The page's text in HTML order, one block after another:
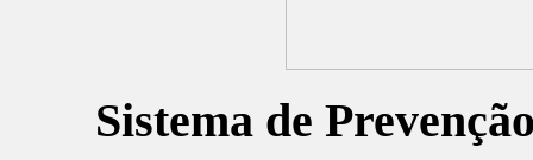
Sistema de